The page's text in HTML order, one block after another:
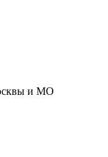
и МО